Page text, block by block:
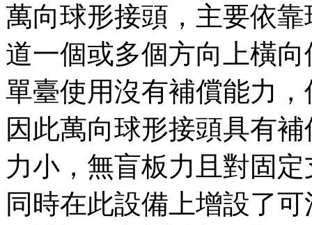
萬向球形接頭，主要依
道一個或多個方向上橫向位
單臺使用沒有補償能力
因此萬向球形接頭具有
力小，無盲板力且對固
同時在此設備上增設了